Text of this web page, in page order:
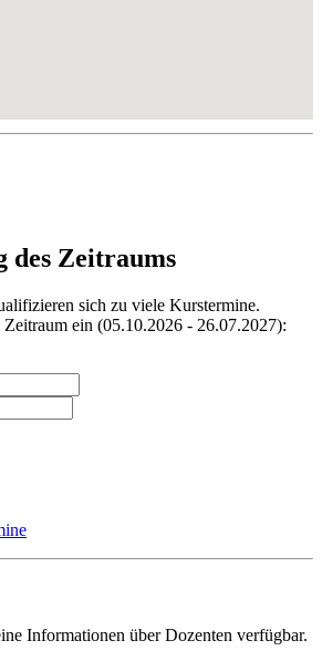
des Zeitraums
sich zu viele Kurstermine.
ein (05.10.2026 - 26.07.2027):
Informationen über Dozenten verfügbar.